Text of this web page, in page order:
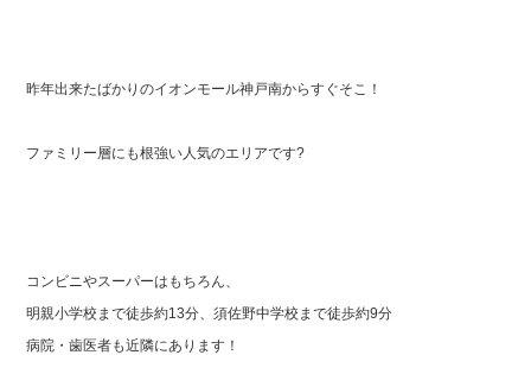
昨年出来たばかりのイオンモール神戸南からすぐそこ！
ファミリー層にも根強い人気のエリアです?
コンビニやスーパーはもちろん、
明親小学校まで徒歩約13分、須佐野中学校まで徒歩約9分
病院・歯医者も近隣にあります！